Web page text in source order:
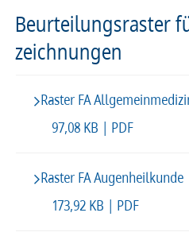
Beur­tei­lungs­ras­ter
zeich­nun­gen
Raster FA
97,08 KB | PDF
Raster FA Augenheilkunde
173,92 KB | PDF